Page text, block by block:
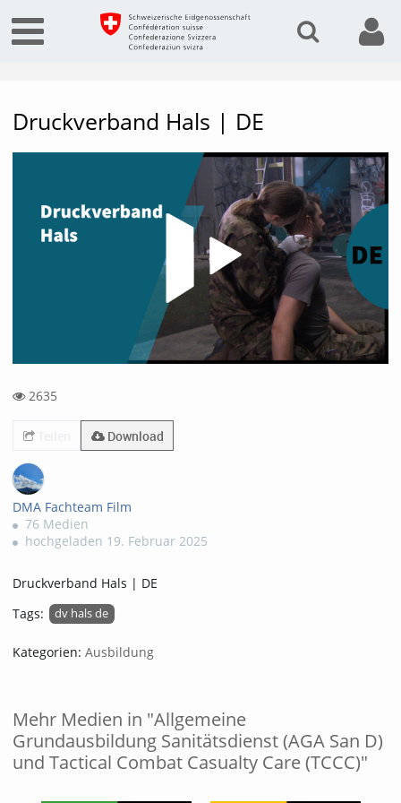
Druckverband Hals | DE
2635
Teilen
Download
DMA Fachteam Film
76 Medien
hochgeladen 19. Februar 2025
Druckverband Hals | DE
Tags:
dv hals de
Kategorien: Ausbildung
Mehr Medien in "Allgemeine
Grundausbildung Sanitätsdienst (AGA San D)
und Tactical Combat Casualty Care (TCCC)"